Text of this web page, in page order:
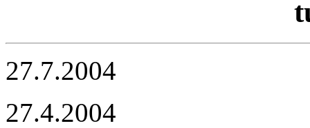
27.7.2004
27.4.2004